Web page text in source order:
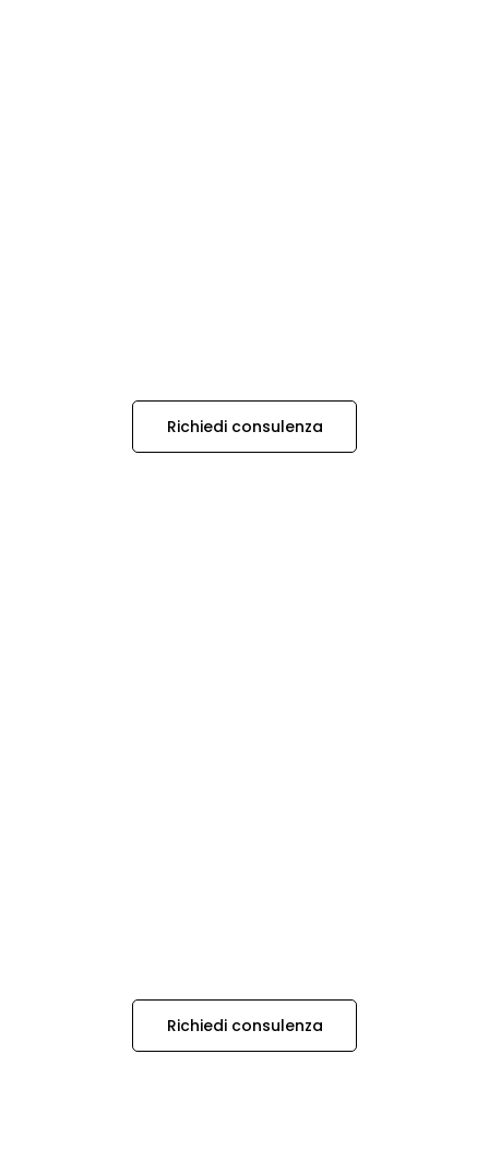
Richiedi consulenza
Richiedi consulenza